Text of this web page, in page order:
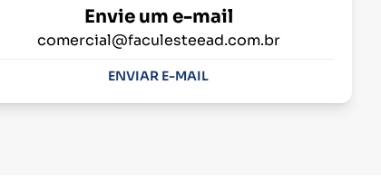
Envie um e-mail
comercial@faculesteead.com.br
ENVIAR E-MAIL